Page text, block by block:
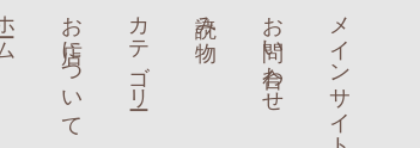
ム お店について カテゴリー 読み物 お問い合わせ メインサイト